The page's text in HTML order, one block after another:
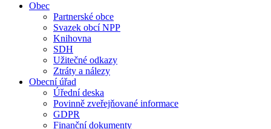
Obec
Partnerské obce
Svazek obcí NPP
Knihovna
SDH
Užitečné odkazy
Ztráty a nálezy
Obecní úřad
Úřední deska
Povinně zveřejňované informace
GDPR
Finanční dokumenty